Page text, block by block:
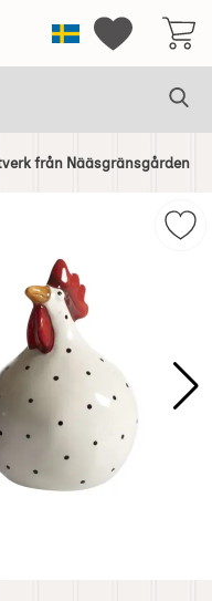
SverigeMina
från Nääsgränsgården